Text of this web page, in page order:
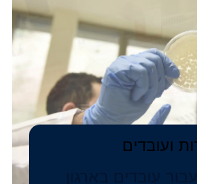
ייצור חומרים
ועובדים